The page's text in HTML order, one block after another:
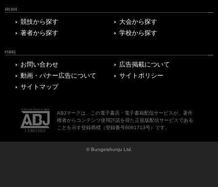
ARCHIVE
競技から探す
大会から探す
著者から探す
学校から探す
OTHERS
お問い合わせ
広告掲載について
動画・バナー広告について
サイトポリシー
サイトマップ
ABJマークは、この電子書店・電子書籍配信サービスが、著作
権者からコンテンツ使用許諾を得た正規版配信サービスである
ことを示す登録商標（登録番号6091713号）です。
© Bungeishunju Ltd.